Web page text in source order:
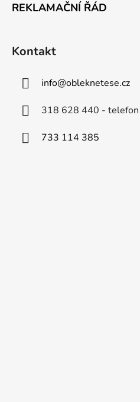
REKLAMAČNÍ ŘÁD
Kontakt
info@obleknetese.cz
318 628 440 - telefon
733 114 385